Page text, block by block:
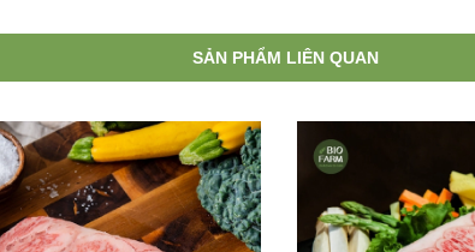
SẢN PHẨM LIÊN QUAN